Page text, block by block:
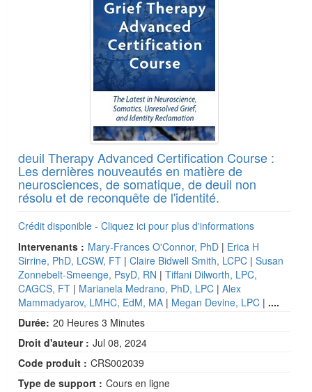
deuil Therapy Advanced Certification Course :
Les dernières nouveautés en matière de
neurosciences, de somatique, de deuil non
résolu et de reconquête de l'identité.
Crédit disponible - Cliquez ici pour plus d'informations
Intervenants : Mary-Frances O'Connor, PhD | Erica H
Sirrine, PhD, LCSW, FT | Claire Bidwell Smith, LCPC | Susan
Zonnebelt-Smeenge, PsyD, RN | Tiffani Dilworth, LPC,
CAGCS, FT | Marianela Medrano, PhD, LPC | Alex
Mammadyarov, LMHC, EdM, MA | Megan Devine, LPC | ....
Durée: 20 Heures 3 Minutes
Droit d'auteur : Jul 08, 2024
Code produit : CRS002039
Type de support : Cours en ligne